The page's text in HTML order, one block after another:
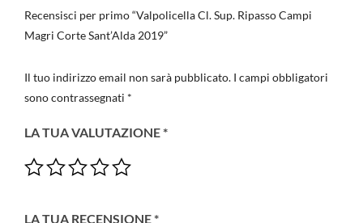
Recensisci per primo “Valpolicella Cl. Sup. Ripasso Campi
Magri Corte Sant’Alda 2019”
Il tuo indirizzo email non sarà pubblicato. I campi obbligatori
sono contrassegnati *
LA TUA VALUTAZIONE*
LA TUA RECENSIONE*